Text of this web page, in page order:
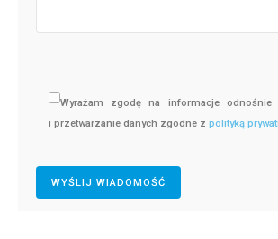
Wyrażam zgodę na informacje odnośnie
i przetwarzanie danych zgodne z polityką